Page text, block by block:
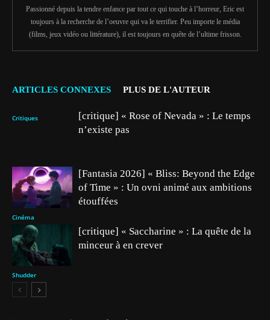
Passionné depuis la tendre enfance par tout ce qui touche à l’horreur, Eric est
toujours à la recherche de l’oeuvre qui va le terrifier. Peu importe le média
(films, jeux vidéo ou littérature), il est toujours en quête de l’ultime frisson.
ARTICLES CONNEXES PLUS DE L'AUTEUR
Critiques
[critique] « Rose of Nevada » : Le temps
n’existe pas
Cinéma
[Fantasia 2026] « Bliss: Beyond the Edge
of Time » : Un ovni animé aux ambitions
étouffées
Shudder
[critique] « Saccharine » : La quête de la
minceur à en crever